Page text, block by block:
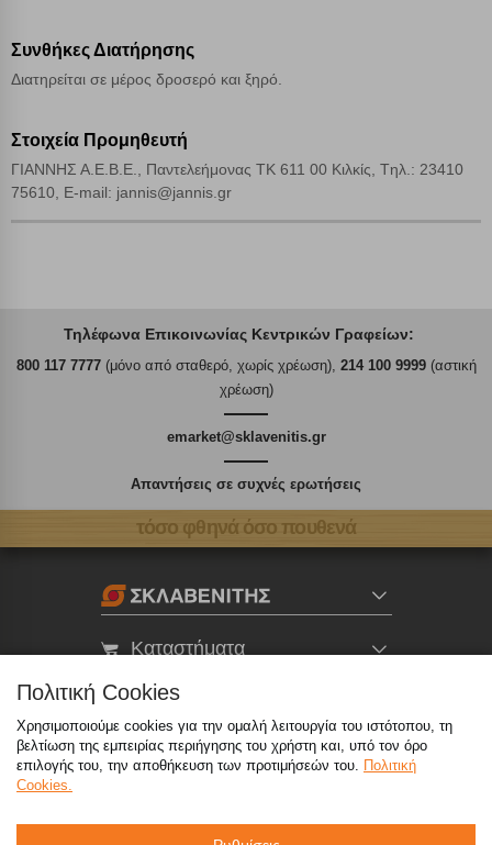
Συνθήκες Διατήρησης
Διατηρείται σε μέρος δροσερό και ξηρό.
Στοιχεία Προμηθευτή
ΓΙΑΝΝΗΣ Α.Ε.Β.Ε., Παντελεήμονας ΤΚ 611 00 Κιλκίς, Tηλ.: 23410
75610, E-mail: jannis@jannis.gr
Τηλέφωνα Επικοινωνίας Κεντρικών Γραφείων:
800 117 7777(μόνο από σταθερό, χωρίς χρέωση), 214 100 9999(αστική
χρέωση)
emarket@sklavenitis.gr
Απαντήσεις σε συχνές ερωτήσεις
τόσο φθηνά όσο πουθενά
Καταστήματα
eMarket
800 117 7777 (μόνο από σταθερό, χωρίς χρέωση),
info@sklavenitis.gr
Πολιτική Cookies
Χρησιμοποιούμε cookies για την ομαλή λειτουργία του ιστότοπου, τη
βελτίωση της εμπειρίας περιήγησης του χρήστη και, υπό τον όρο
επιλογής του, την αποθήκευση των προτιμήσεών του. Πολιτική
Cookies.